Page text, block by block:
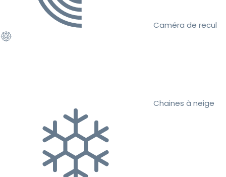
Caméra de recul
Chaines à neige